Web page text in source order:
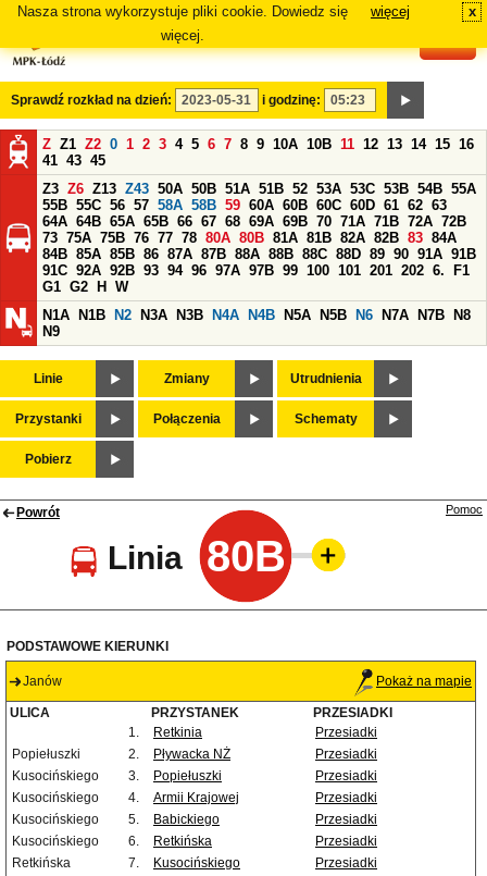
Nasza strona wykorzystuje pliki cookie. Dowiedz się
więcej.
więcej x
Sprawdź rozkład na dzień: i godzinę:
Z Z1 Z2 0 1 2 3 4 5 6 7 8 9 10A 10B 11 12 13 14 15 16
41 43 45
Z3 Z6 Z13 Z43 50A 50B 51A 51B 52 53A 53C 53B 54B 55A
55B 55C 56 57 58A 58B 59 60A 60B 60C 60D 61 62 63
64A 64B 65A 65B 66 67 68 69A 69B 70 71A 71B 72A 72B
73 75A 75B 76 77 78 80A 80B 81A 81B 82A 82B 83 84A
84B 85A 85B 86 87A 87B 88A 88B 88C 88D 89 90 91A 91B
91C 92A 92B 93 94 96 97A 97B 99 100 101 201 202 6.
F1
G1 G2 H
W
N1A
N1B N2 N3A N3B N4A N4B N5A N5B N6 N7A N7B
N8
N9
Linie Zmiany Utrudnienia
Przystanki Połączenia Schematy
Pobierz
Powrót
Linia 80B
Pomoc
PODSTAWOWE KIERUNKI
Janów Pokaż na mapie
ULICA PRZYSTANEK
PRZESIADKI
1.
Retkinia
Przesiadki
Popiełuszki
2. Pływacka NŻ
Przesiadki
Kusocińskiego
3. Popiełuszki
Przesiadki
Kusocińskiego
4. Armii Krajowej
Przesiadki
Kusocińskiego
5. Babickiego
Przesiadki
Kusocińskiego
6. Retkińska
Przesiadki
Retkińska
7. Kusocińskiego
Przesiadki